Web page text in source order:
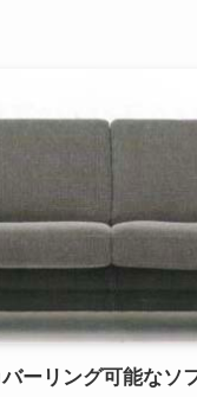
ーリング可能なソ